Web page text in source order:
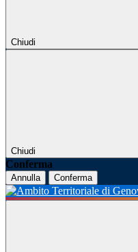
Chiudi
Chiudi
Conferma
Annulla Conferma